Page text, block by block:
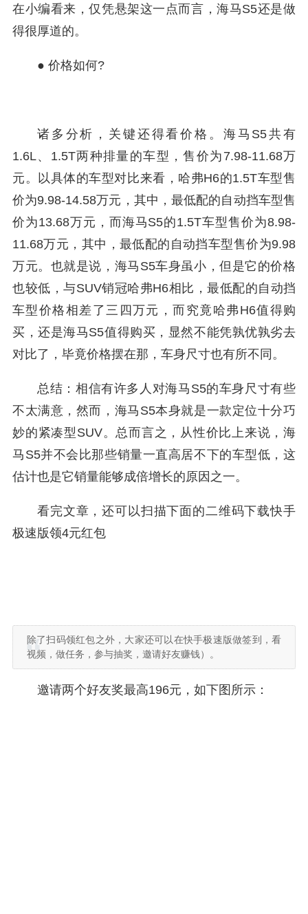
在小编看来，仅凭悬架这一点而言，海马S5还是做
得很厚道的。
● 价格如何?
诸多分析，关键还得看价格。海马S5共有
1.6L、1.5T两种排量的车型，售价为7.98-11.68万
元。以具体的车型对比来看，哈弗H6的1.5T车型售
价为9.98-14.58万元，其中，最低配的自动挡车型售
价为13.68万元，而海马S5的1.5T车型售价为8.98-
11.68万元，其中，最低配的自动挡车型售价为9.98
万元。也就是说，海马S5车身虽小，但是它的价格
也较低，与SUV销冠哈弗H6相比，最低配的自动挡
车型价格相差了三四万元，而究竟哈弗H6值得购
买，还是海马S5值得购买，显然不能凭孰优孰劣去
对比了，毕竟价格摆在那，车身尺寸也有所不同。
总结：相信有许多人对海马S5的车身尺寸有些
不太满意，然而，海马S5本身就是一款定位十分巧
妙的紧凑型SUV。总而言之，从性价比上来说，海
马S5并不会比那些销量一直高居不下的车型低，这
估计也是它销量能够成倍增长的原因之一。
看完文章，还可以扫描下面的二维码下载快手
极速版领4元红包
除了扫码领红包之外，大家还可以在快手极速版做签到，看
视频，做任务，参与抽奖，邀请好友赚钱）。
邀请两个好友奖最高196元，如下图所示：